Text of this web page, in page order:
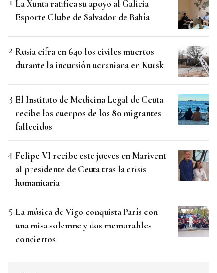
La Xunta ratifica su apoyo al Galicia
Esporte Clube de Salvador de Bahía
Rusia cifra en 640 los civiles muertos
durante la incursión ucraniana en Kursk
El Instituto de Medicina Legal de Ceuta
recibe los cuerpos de los 80 migrantes
fallecidos
Felipe VI recibe este jueves en Marivent
al presidente de Ceuta tras la crisis
humanitaria
La música de Vigo conquista París con
una misa solemne y dos memorables
conciertos